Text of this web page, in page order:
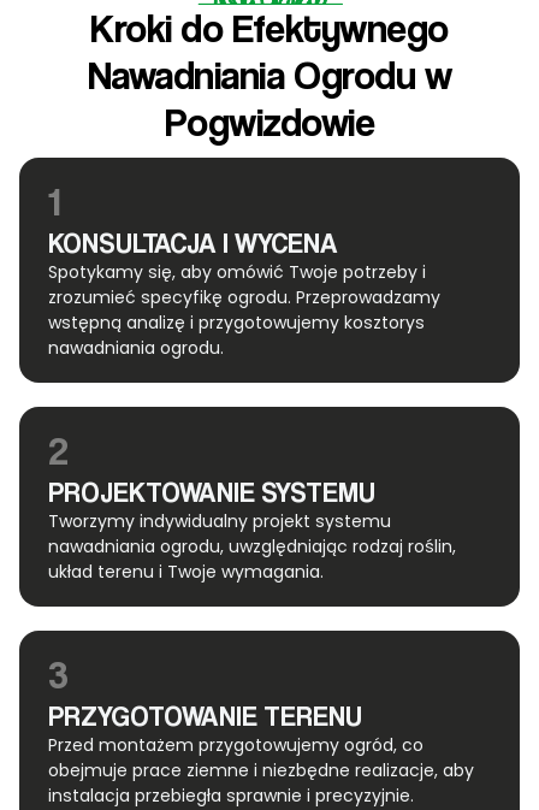
Kroki do Efektywnego
Nawadniania Ogrodu w
Pogwizdowie
1
KONSULTACJA I WYCENA
Spotykamy się, aby omówić Twoje potrzeby i
zrozumieć specyfikę ogrodu. Przeprowadzamy
wstępną analizę i przygotowujemy kosztorys
nawadniania ogrodu.
2
PROJEKTOWANIE SYSTEMU
Tworzymy indywidualny projekt systemu
nawadniania ogrodu, uwzględniając rodzaj roślin,
układ terenu i Twoje wymagania.
3
PRZYGOTOWANIE TERENU
Przed montażem przygotowujemy ogród, co
obejmuje prace ziemne i niezbędne realizacje, aby
instalacja przebiegła sprawnie i precyzyjnie.